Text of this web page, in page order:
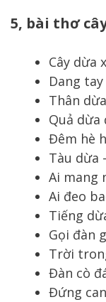
5, bài thơ
Cây dừa
Dang
Thân
Quả dừa
Đêm hè
Tàu dừa
Ai mang
Ai đeo
Tiếng
Gọi đàn
Trời
Đàn cò
Đứng